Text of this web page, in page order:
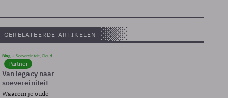
GERELATEERDE ARTIKELEN
Blog Soevereinteit, Cloud
Partner
Van legacy naar
soevereiniteit
Waarom je oude